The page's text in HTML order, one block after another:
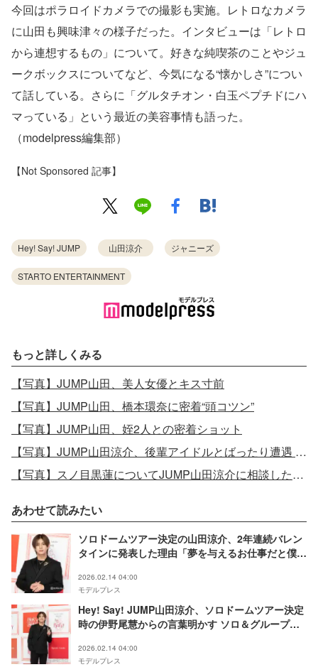
今回はポラロイドカメラでの撮影も実施。レトロなカメラ
に山田も興味津々の様子だった。インタビューは「レトロ
から連想するもの」について。好きな純喫茶のことやジュ
ークボックスについてなど、今気になる“懐かしさ”につい
て話している。さらに「グルタチオン・白玉ペプチドにハ
マっている」という最近の美容事情も語った。
（modelpress編集部）
【Not Sponsored 記事】
Hey! Say! JUMP 山田涼介 ジャニーズ
STARTO ENTERTAINMENT
もっと詳しくみる
【写真】JUMP山田、美人女優とキス寸前
【写真】JUMP山田、橋本環奈に密着“頭コツン”
【写真】JUMP山田、姪2人との密着ショット
【写真】JUMP山田涼介、後輩アイドルとばったり遭遇 豪華3ショット
【写真】スノ目黒蓮についてJUMP山田涼介に相談した女優
あわせて読みたい
ソロドームツアー決定の山田涼介、2年連続バレン
タインに発表した理由「夢を与えるお仕事だと僕は
2026.02.14 04:00
モデルプレス
Hey! Say! JUMP山田涼介、ソロドームツアー決定
時の伊野尾慧からの言葉明かす ソロ＆グループと
2026.02.14 04:00
モデルプレス